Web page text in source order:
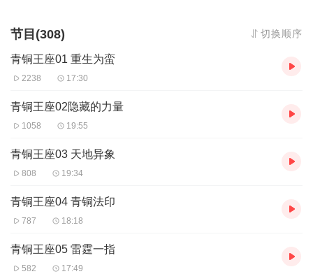
【购买须知】
听，可下载重复收听。
2、版权归原作者所有，严禁翻录成任何形式，严禁在任何第三方平
3、如在充值／购买环节遇到问题，您可通过页面右上方按钮，将页
节目(308) 切换顺序
青铜王座01 重生为蛮
2238 17:30
青铜王座02隐藏的力量
1058 19:55
青铜王座03 天地异象
808 19:34
青铜王座04 青铜法印
787 18:18
青铜王座05 雷霆一指
582 17:49